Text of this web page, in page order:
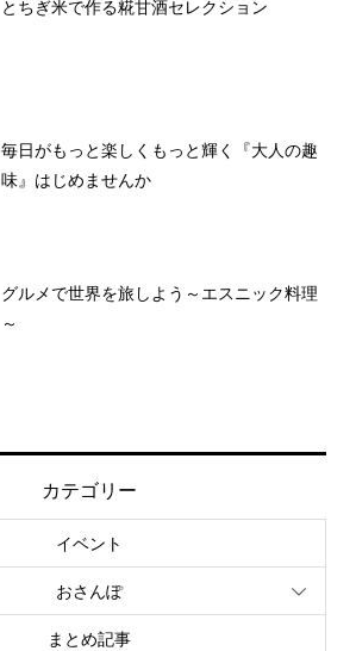
とちぎ米で作る糀甘酒セレクション
毎日がもっと楽しくもっと輝く『大人の趣
味』はじめませんか
グルメで世界を旅しよう～エスニック料理
～
カテゴリー
イベント
おさんぽ
まとめ記事